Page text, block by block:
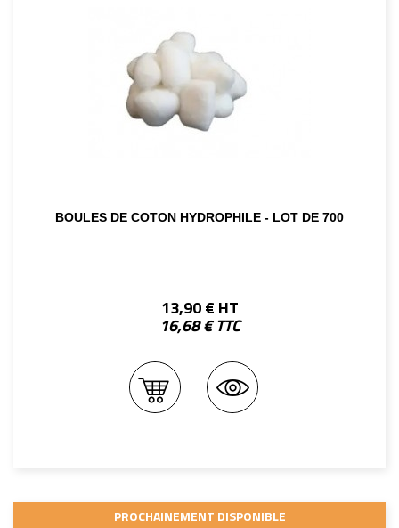
BOULES DE COTON HYDROPHILE - LOT DE 700
13,90 € HT
16,68 € TTC
PROCHAINEMENT DISPONIBLE